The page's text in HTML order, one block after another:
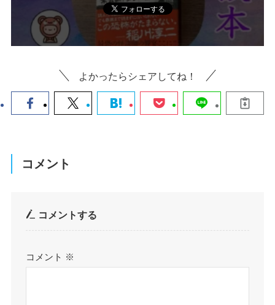
よかったらシェアしてね！
コメント
コメントする
コメント ※